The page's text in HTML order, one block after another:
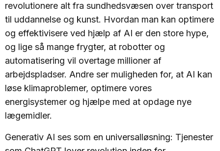
revolutionere alt fra sundhedsvæsen over transport
til uddannelse og kunst. Hvordan man kan optimere
og effektivisere ved hjælp af AI er den store hype,
og lige så mange frygter, at robotter og
automatisering vil overtage millioner af
arbejdspladser. Andre ser muligheden for, at AI kan
løse klimaproblemer, optimere vores
energisystemer og hjælpe med at opdage nye
lægemidler.
Generativ AI ses som en universalløsning: Tjenester